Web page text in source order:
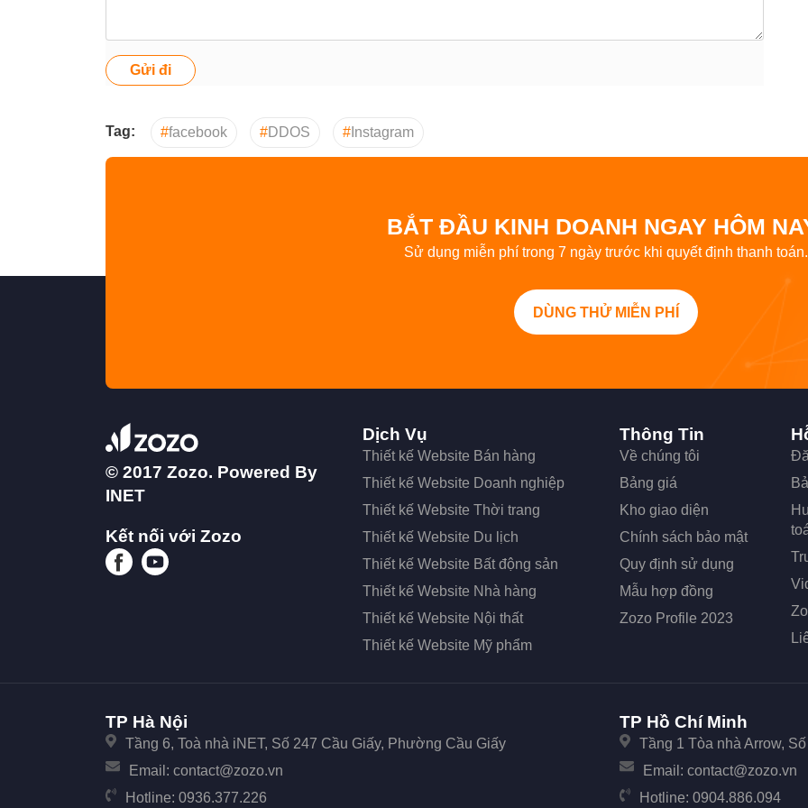
Gửi đi
Tag: #facebook #DDOS # Instagram
BẮT ĐẦU KINH DOANH NGAY HÔM
Sử dụng miễn phí trong 7 ngày trước khi quyết định thanh toán.
DÙNG THỬ MIỄN PHÍ
© 2017 Zozo. Powered By
INET
Kết nối với Zozo
Dịch Vụ
Thiết kế Website Bán hàng
Thiết kế Website Doanh nghiệp
Thiết kế Website Thời trang
Thiết kế Website Du lịch
Thiết kế Website Bất động sản
Thiết kế Website Nhà hàng
Thiết kế Website Nội thất
Thiết kế Website Mỹ phẩm
Thông Tin
Về chúng tôi
Bảng giá
Kho giao diện
Chính sách bảo mật
Quy định sử dụng
Mẫu hợp đồng
Zozo Profile 2023
TP Hà Nội
Tầng 6, Toà nhà iNET, Số 247 Cầu Giấy, Phường Cầu Giấy
Email: contact@zozo.vn
Hotline: 0936.377.226
TP Hồ Chí Minh
Tầng 1 Tòa nhà Arrow,
Email: contact@zozo.vn
Hotline: 0904.886.094